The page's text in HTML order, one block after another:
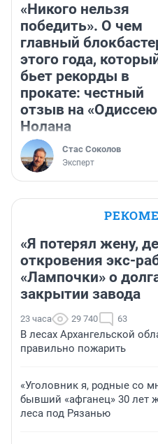
«Никого нельзя
победить». О чем
главный
этого года,
бьет рекорды в
прокате: честный
отзыв на
Нолана
Стас Соколов
Эксперт
«Я потерял жену,
откровения экс-
«Лампочки» о
закрытии завода
23 часа 29 740 63
В лесах Архангельской
правильно пожарить
«Уголовник я, родные со
бывший «афганец» 30 лет
леса под Рязанью